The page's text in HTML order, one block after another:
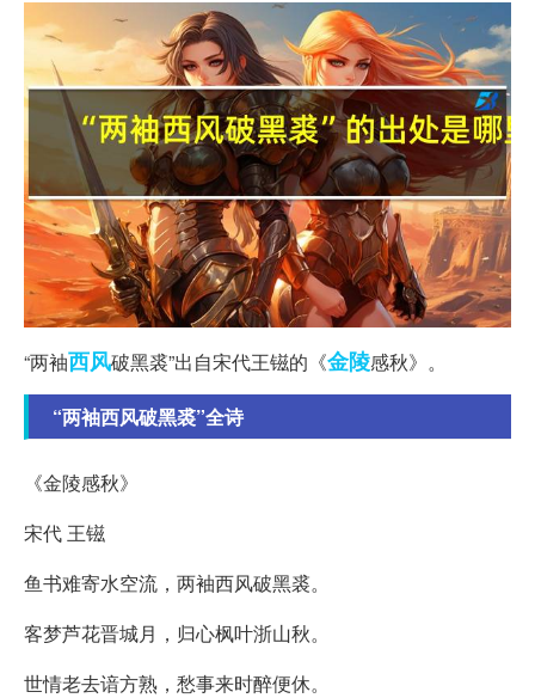
“两袖西风破黑裘”出自宋代王镃的《金陵感秋》。
“两袖西风破黑裘”全诗
《金陵感秋》
宋代 王镃
鱼书难寄水空流，两袖西风破黑裘。
客梦芦花晋城月，归心枫叶浙山秋。
世情老去谙方熟，愁事来时醉便休。